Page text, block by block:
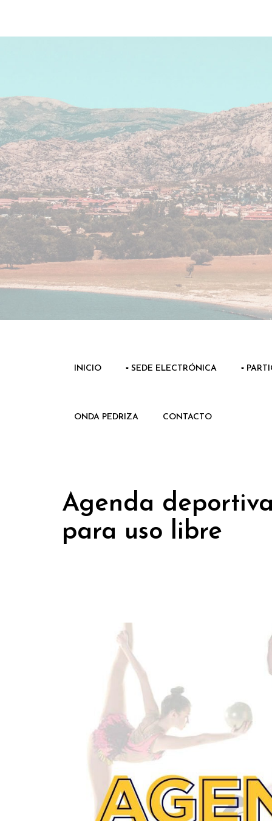
INICIO ▫️ SEDE ELECTRÓNICA ▫️
ONDA PEDRIZA CONTACTO
Agenda
para uso libre